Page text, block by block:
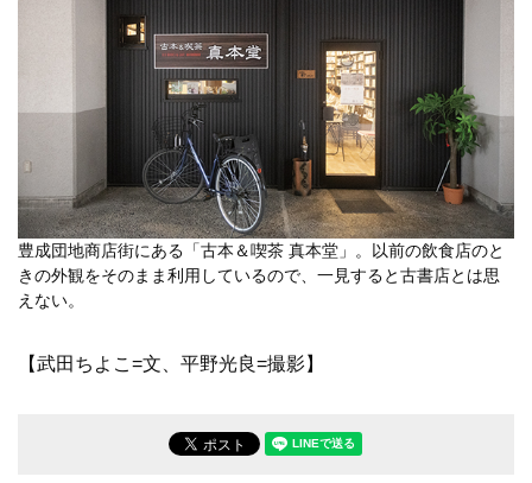
豊成団地商店街にある「古本＆喫茶 真本堂」。以前の飲食店のと
きの外観をそのまま利用しているので、一見すると古書店とは思
えない。
【武田ちよこ=文、平野光良=撮影】
LINEで送る(別ウィンドウで開